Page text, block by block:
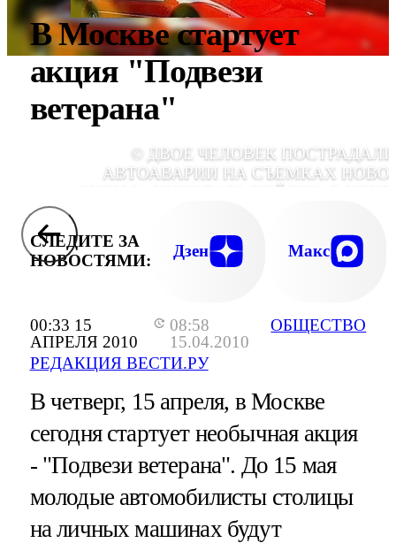
00:33 15
АПРЕЛЯ 2010
08:58
15.04.2010
РЕДАКЦИЯ ВЕСТИ.РУ
ОБЩЕСТВО
В Москве стартует
акция "Подвези
ветерана"
© ДВОЕ ЧЕЛОВЕК
АВТОАВАРИИ НА СЪЕМКАХ
ФИЛЬМА НИКОЛАСА КЕЙДЖА В
СЛЕДИТЕ ЗА
НОВОСТЯМИ:
Дзен Макс
В четверг, 15 апреля, в Москве
сегодня стартует необычная акция
- "Подвези ветерана". До 15 мая
молодые автомобилисты столицы
на личных машинах будут